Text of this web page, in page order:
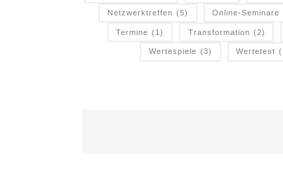
Netzwerktreffen (5) Online-Seminare
Termine (1) Transformation (2)
Wertespiele (3) Wertetest